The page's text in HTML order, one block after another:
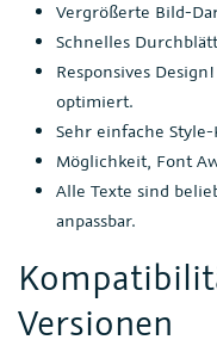
Vergrößerte Bild-
Schnelles
Responsives
optimiert.
Sehr einfache
Möglichkeit, Font
Alle Texte sind
anpassbar.
Versionen